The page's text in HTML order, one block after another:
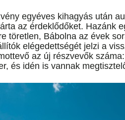
egyéves kihagyás után
az érdeklődőket. Hazánk
töretlen, Bábolna az évek
elégedettségét jelzi a
az új részvevők
és idén is vannak